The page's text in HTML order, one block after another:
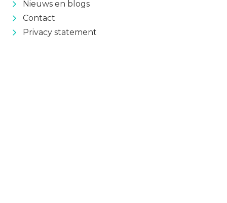
Nieuws en blogs
Contact
Privacy statement